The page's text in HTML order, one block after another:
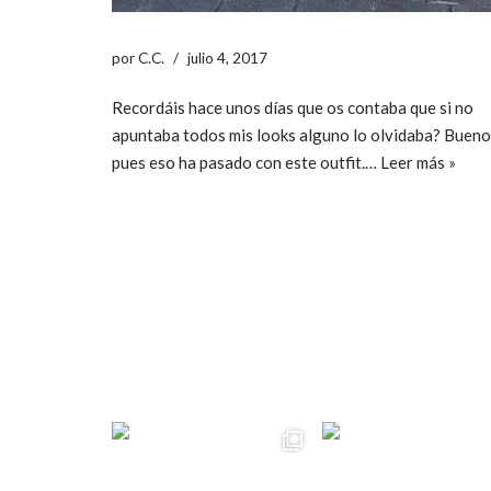
porC.C. julio 4, 2017
Recordáis hace unos días que os contaba que si no
apuntaba todos mis looks alguno lo olvidaba?
pues eso ha pasado con este outfit.… Leer más »